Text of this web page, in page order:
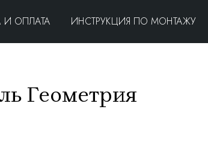
И ОПЛАТА ИНСТРУКЦИЯ ПО МОНТАЖУ
Геометрия